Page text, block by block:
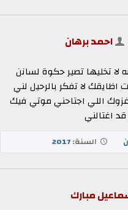
احمد برهان
تخليها تصير حكوة لسانن
لا تفكر بالرحيل لني
اللي اجتاحني موتي فيك
اغتالني
السنة:2017
مبارك